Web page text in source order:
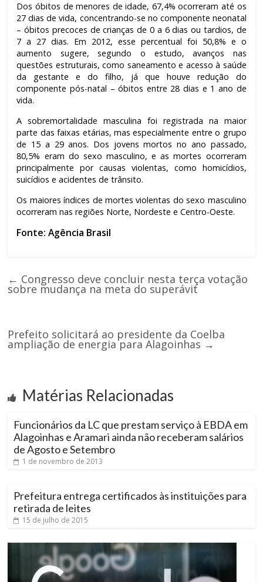
Dos óbitos de menores de idade, 67,4% ocorreram até os
27 dias de vida, concentrando-se no componente neonatal
– óbitos precoces de crianças de 0 a 6 dias ou tardios, de
7 a 27 dias. Em 2012, esse percentual foi 50,8% e o
aumento sugere, segundo o estudo, avanços nas
questões estruturais, como saneamento e acesso à saúde
da gestante e do filho, já que houve redução do
componente pós-natal – óbitos entre 28 dias e 1 ano de
vida.
A sobremortalidade masculina foi registrada na maior
parte das faixas etárias, mas especialmente entre o grupo
de 15 a 29 anos. Dos jovens mortos no ano passado,
80,5% eram do sexo masculino, e as mortes ocorreram
principalmente por causas violentas, como homicídios,
suicídios e acidentes de trânsito.
Os maiores índices de mortes violentas do sexo masculino
ocorreram nas regiões Norte, Nordeste e Centro-Oeste.
Fonte: Agência Brasil
← Congresso deve concluir nesta terça votação
sobre mudança na meta do superávit
Prefeito solicitará ao presidente da Coelba
ampliação de energia para Alagoinhas →
Matérias Relacionadas
Funcionários da LC que prestam serviço à EBDA em
Alagoinhas e Aramari ainda não receberam salários
de Agosto e Setembro
1 de novembro de 2013
Prefeitura entrega certificados às instituições para
retirada de leites
15 de julho de 2015